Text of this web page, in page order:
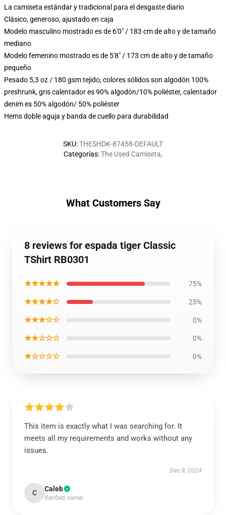
La camiseta estándar y tradicional para el desgaste diario
Clásico, generoso, ajustado en caja
Modelo masculino mostrado es de 6'0" / 183 cm de alto y de tamaño
mediano
Modelo femenino mostrado es de 5'8" / 173 cm de alto y de tamaño
pequeño
Pesado 5,3 oz / 180 gsm tejido, colores sólidos son algodón 100%
preshrunk, gris calentador es 90% algodón/10% poliéster, calentador
denim es 50% algodón/ 50% poliéster
Hems doble aguja y banda de cuello para durabilidad
SKU:THESHDK-87458-DEFAULT
Categorías:The Used Camiseta,
What Customers Say
8 reviews for espada tiger Classic
TShirt RB0301
★★★★★ 75%
★★★★☆ 25%
★★★☆☆ 0%
★★☆☆☆ 0%
★☆☆☆☆ 0%
This item is exactly what I was searching for. It
meets all my requirements and works without any
issues.
Dec 8, 2024
C Caleb
Verified owner